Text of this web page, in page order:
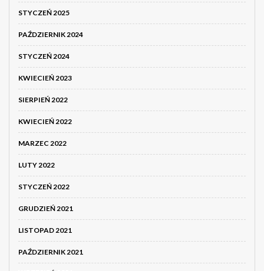
STYCZEŃ 2025
PAŹDZIERNIK 2024
STYCZEŃ 2024
KWIECIEŃ 2023
SIERPIEŃ 2022
KWIECIEŃ 2022
MARZEC 2022
LUTY 2022
STYCZEŃ 2022
GRUDZIEŃ 2021
LISTOPAD 2021
PAŹDZIERNIK 2021